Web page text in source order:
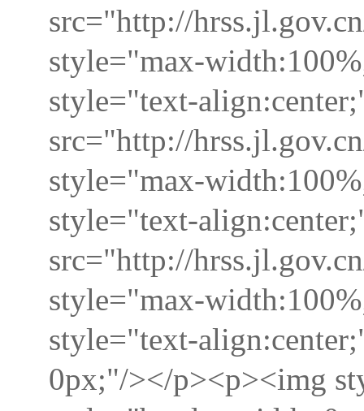
src="http://
style="max-
style="text-
src="http://
style="max-
style="text-
src="http://
style="max-
style="text-
0px;"/></p><p><img